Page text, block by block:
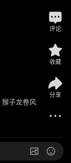
子龙卷风
评论
收藏
分享